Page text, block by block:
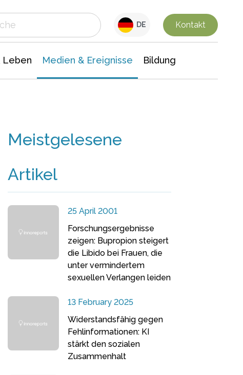
DE Kontakt
Leben Medien & Ereignisse Bildung
Meistgelesene
Artikel
25 April 2001
Forschungsergebnisse
zeigen: Bupropion steigert
die Libido bei Frauen, die
unter vermindertem
sexuellen Verlangen leiden
13 February 2025
Widerstandsfähig gegen
Fehlinformationen: KI
stärkt den sozialen
Zusammenhalt